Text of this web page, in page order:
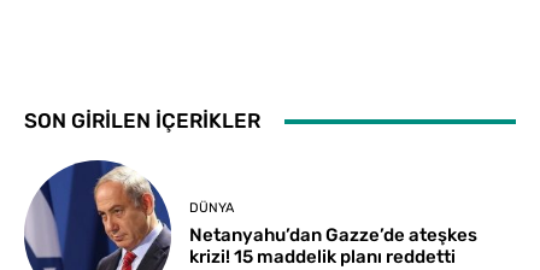
SON GİRİLEN İÇERİKLER
DÜNYA
Netanyahu’dan Gazze’de ateşkes
krizi! 15 maddelik planı reddetti